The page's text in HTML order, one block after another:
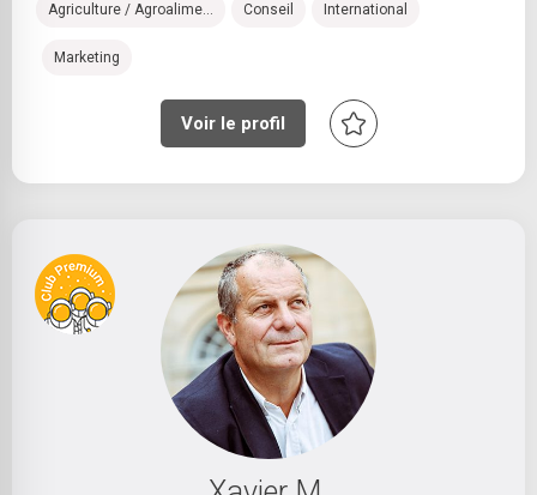
Agriculture / Agroalime... Conseil International
Marketing
Voir le profil